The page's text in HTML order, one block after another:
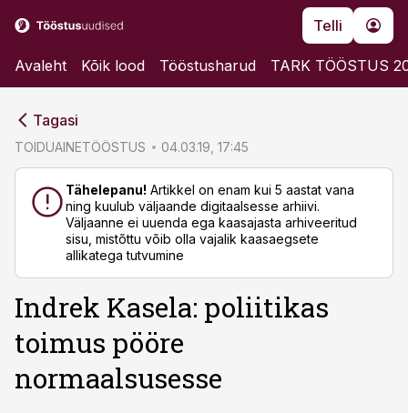
Telli
Avaleht Kõik lood Tööstusharud TARK TÖÖSTUS
Tagasi
TOIDUAINETÖÖSTUS 04.03.19, 17:45
Tähelepanu! Artikkel on enam kui 5 aastat vana
ning kuulub väljaande digitaalsesse arhiivi.
Väljaanne ei uuenda ega kaasajasta arhiveeritud
sisu, mistõttu võib olla vajalik kaasaegsete
allikatega tutvumine
Indrek Kasela: poliitikas
toimus pööre
normaalsusesse